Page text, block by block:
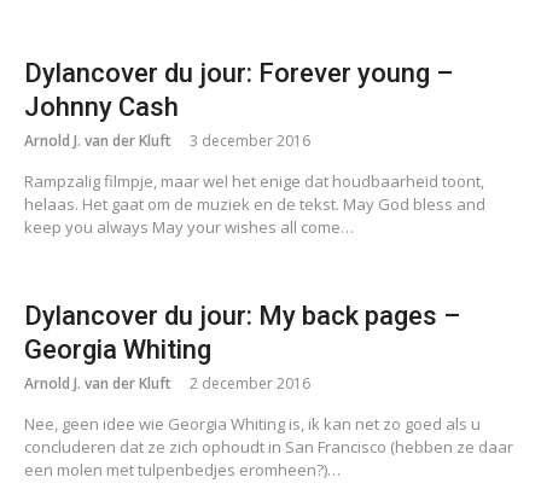
Dylancover du jour: Forever young –
Johnny Cash
Arnold J. van der Kluft 3 december 2016
Rampzalig filmpje, maar wel het enige dat houdbaarheid toont,
helaas. Het gaat om de muziek en de tekst. May God bless and
keep you always May your wishes all come…
Dylancover du jour: My back pages –
Georgia Whiting
Arnold J. van der Kluft 2 december 2016
Nee, geen idee wie Georgia Whiting is, ik kan net zo goed als u
concluderen dat ze zich ophoudt in San Francisco (hebben ze daar
een molen met tulpenbedjes eromheen?)…